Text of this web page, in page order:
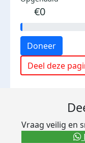
€0
Doneer
Deel deze
Vraag veilig en